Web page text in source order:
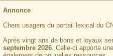
Annonce
Chers usagers du portail lexical du
Après vingt ans de bons et loyaux
septembre 2026. Celle-ci apporte